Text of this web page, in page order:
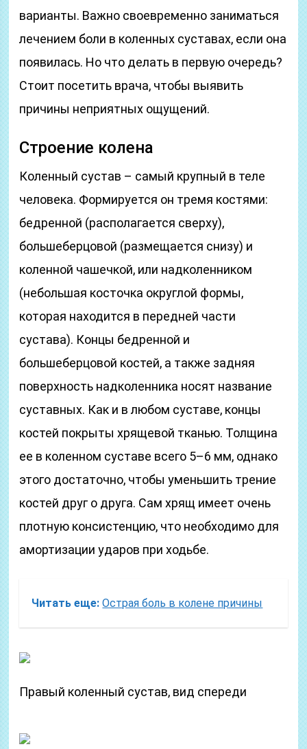
варианты. Важно своевременно заниматься
лечением боли в коленных суставах, если она
появилась. Но что делать в первую очередь?
Стоит посетить врача, чтобы выявить
причины неприятных ощущений.
Строение колена
Коленный сустав – самый крупный в теле
человека. Формируется он тремя костями:
бедренной (располагается сверху),
большеберцовой (размещается снизу) и
коленной чашечкой, или надколенником
(небольшая косточка округлой формы,
которая находится в передней части
сустава). Концы бедренной и
большеберцовой костей, а также задняя
поверхность надколенника носят название
суставных. Как и в любом суставе, концы
костей покрыты хрящевой тканью. Толщина
ее в коленном суставе всего 5–6 мм, однако
этого достаточно, чтобы уменьшить трение
костей друг о друга. Сам хрящ имеет очень
плотную консистенцию, что необходимо для
амортизации ударов при ходьбе.
Читать еще: Острая боль в колене причины
Правый коленный сустав, вид спереди